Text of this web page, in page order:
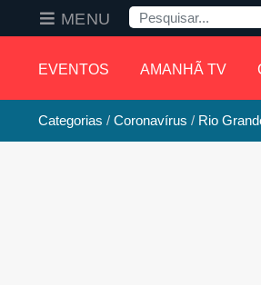
EVENTOS AMANHÃ TV
MENU Pesquisa
Categorias Coronavírus Rio